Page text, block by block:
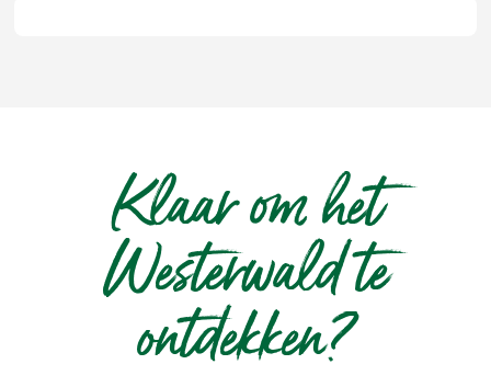
Klaar om het
Westerwald te
ontdekken?